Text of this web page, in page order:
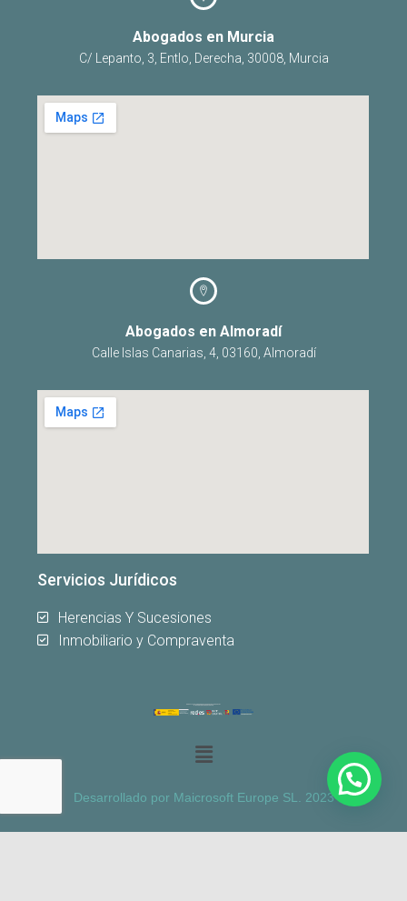
Abogados en Murcia
C/ Lepanto, 3, Entlo, Derecha, 30008, Murcia
Abogados en Almoradí
Calle Islas Canarias, 4, 03160, Almoradí
Servicios Jurídicos
Herencias Y Sucesiones
Inmobiliario y Compraventa
Desarrollado por Maicrosoft Europe SL. 2023